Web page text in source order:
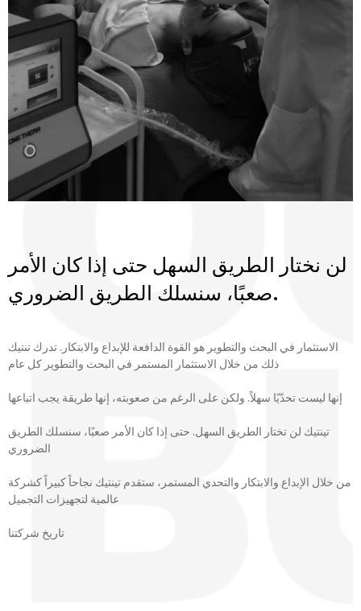
لن نختار الطريق السهل حتى إذا كان الأمر
صعبًا، سنسلك الطريق الضروري.
الاستثمار في البحث والتطوير هو القوة الدافعة للإبداع والابتكار. تدرك تنتيك
ذلك من خلال الاستثمار المستمر في البحث والتطوير كل عام
إنها ليست تحدّيًا سهلاً. ولكن على الرغم من صعوبته، إنها طريقة يجب اتباعها
تينتيك لن تختار الطريق السهل. حتى إذا كان الأمر صعبًا، سنسلك الطريق
الضروري
من خلال الإبداع والابتكار والتحدي المستمر، ستقدم تينتيك نجاحاً كبيراً كشركة
عالمية لتجهيزات التجميل
تاريخ شركتنا